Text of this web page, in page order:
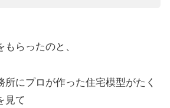
らったのと、
所にプロが作った住宅模型がたく
見て